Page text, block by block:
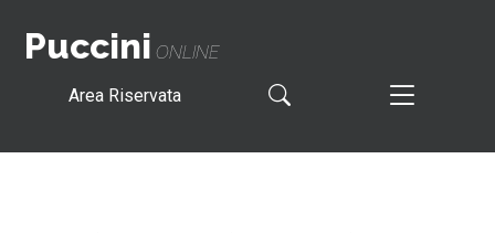
Puccini ONLINE
Area Riservata